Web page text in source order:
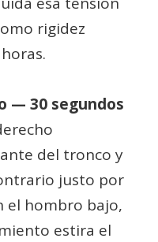
rigidez
— 30 segundos
del tronco y
justo por
el hombro bajo,
estira el